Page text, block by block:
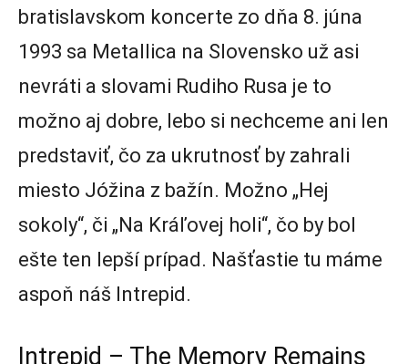
bratislavskom koncerte zo dňa 8. júna
1993 sa Metallica na Slovensko už asi
nevráti a slovami Rudiho Rusa je to
možno aj dobre, lebo si nechceme ani len
predstaviť, čo za ukrutnosť by zahrali
miesto Jóžina z bažín. Možno „Hej
sokoly“, či „Na Kráľovej holi“, čo by bol
ešte ten lepší prípad. Našťastie tu máme
aspoň náš Intrepid.
Intrepid – The Memory Remains